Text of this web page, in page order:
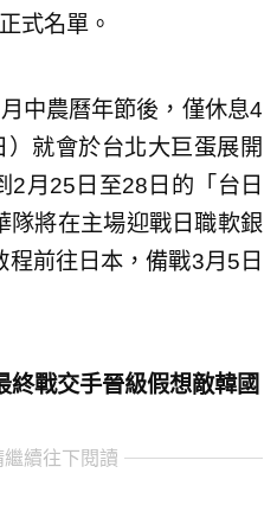
式名單。
中農曆年節後，僅休息4
就會於台北大巨蛋展開
2月25日至28日的「台日
隊將在主場迎戰日職軟銀
前往日本，備戰3月5日
戰交手晉級假想敵韓國
續往下閱讀